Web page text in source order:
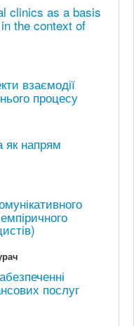
clinics as a basis
the context of
взаємодії
процесу
як напрям
послуг